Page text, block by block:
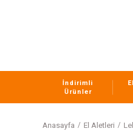
İndirimli
Ürünler
Anasayfa El Aletleri